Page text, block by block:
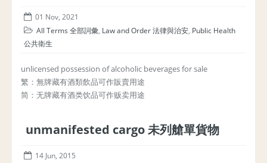
01 Nov, 2021
All Terms 全部詞彙, Law and Order 法律與治安, Public Health
公共衛生
unlicensed possession of alcoholic beverages for sale
繁：無牌藏有酒類飲品可作販賣用途
简：无牌藏有酒类饮品可作贩卖用途
unmanifested cargo 未列艙單貨物
14 Jun, 2015